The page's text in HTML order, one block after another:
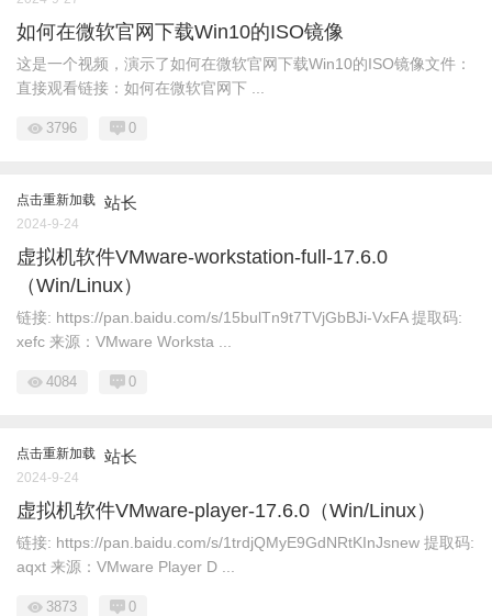
如何在微软官网下载Win10的ISO镜像
这是一个视频，演示了如何在微软官网下载Win10的ISO镜像文件：
直接观看链接：如何在微软官网下 ...
3796 0
点击重新加载 站长
2024-9-24
虚拟机软件VMware-workstation-full-17.6.0
（Win/Linux）
链接: https://pan.baidu.com/s/15bulTn9t7TVjGbBJi-VxFA 提取码:
xefc 来源：VMware Worksta ...
4084 0
点击重新加载 站长
2024-9-24
虚拟机软件VMware-player-17.6.0（Win/Linux）
链接: https://pan.baidu.com/s/1trdjQMyE9GdNRtKInJsnew 提取码:
aqxt 来源：VMware Player D ...
3873 0